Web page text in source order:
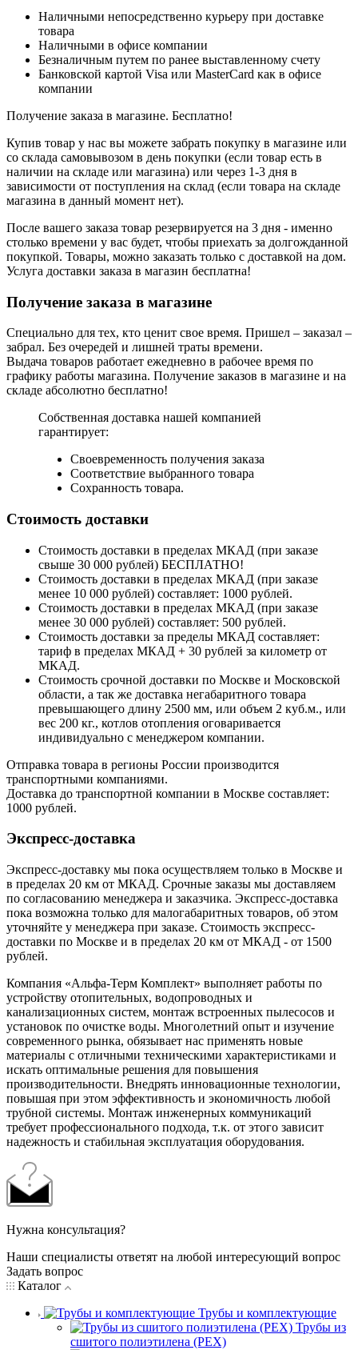
Наличными непосредственно курьеру при доставке
товара
Наличными в офисе компании
Безналичным путем по ранее выставленному счету
Банковской картой Visa или MasterCard как в офисе
компании
Получение заказа в магазине. Бесплатно!
Купив товар у нас вы можете забрать покупку в магазине или
со склада самовывозом в день покупки (если товар есть в
наличии на складе или магазина) или через 1-3 дня в
зависимости от поступления на склад (если товара на складе
магазина в данный момент нет).
После вашего заказа товар резервируется на 3 дня - именно
столько времени у вас будет, чтобы приехать за долгожданной
покупкой. Товары, можно заказать только с доставкой на дом.
Услуга доставки заказа в магазин бесплатна!
Получение заказа в магазине
Специально для тех, кто ценит свое время. Пришел – заказал –
забрал. Без очередей и лишней траты времени.
Выдача товаров работает ежедневно в рабочее время по
графику работы магазина. Получение заказов в магазине и на
складе абсолютно бесплатно!
Собственная доставка нашей компанией
гарантирует:
Своевременность получения заказа
Соответствие выбранного товара
Сохранность товара.
Стоимость доставки
Стоимость доставки в пределах МКАД (при заказе
свыше 30 000 рублей) БЕСПЛАТНО!
Стоимость доставки в пределах МКАД (при заказе
менее 10 000 рублей) составляет: 1000 рублей.
Стоимость доставки в пределах МКАД (при заказе
менее 30 000 рублей) составляет: 500 рублей.
Стоимость доставки за пределы МКАД составляет:
тариф в пределах МКАД + 30 рублей за километр от
МКАД.
Стоимость срочной доставки по Москве и Московской
области, а так же доставка негабаритного товара
превышающего длину 2500 мм, или объем 2 куб.м., или
вес 200 кг., котлов отопления оговаривается
индивидуально с менеджером компании.
Отправка товара в регионы России производится
транспортными компаниями.
Доставка до транспортной компании в Москве составляет:
1000 рублей.
Экспресс-доставка
Экспресс-доставку мы пока осуществляем только в Москве и
в пределах 20 км от МКАД. Срочные заказы мы доставляем
по согласованию менеджера и заказчика. Экспресс-доставка
пока возможна только для малогабаритных товаров, об этом
уточняйте у менеджера при заказе. Стоимость экспресс-
доставки по Москве и в пределах 20 км от МКАД - от 1500
рублей.
Компания «Альфа-Терм Комплект» выполняет работы по
устройству отопительных, водопроводных и
канализационных систем, монтаж встроенных пылесосов и
установок по очистке воды. Многолетний опыт и изучение
современного рынка, обязывает нас применять новые
материалы с отличными техническими характеристиками и
искать оптимальные решения для повышения
производительности. Внедрять инновационные технологии,
повышая при этом эффективность и экономичность любой
трубной системы. Монтаж инженерных коммуникаций
требует профессионального подхода, т.к. от этого зависит
надежность и стабильная эксплуатация оборудования.
Нужна консультация?
Наши специалисты ответят на любой интересующий вопрос
Задать вопрос
Каталог
Трубы и комплектующие
Трубы из
сшитого полиэтилена (PEX)